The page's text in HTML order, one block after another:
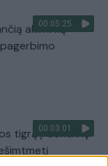
00:05:25
akimirką
00:03:01
tigrą į Centrinę